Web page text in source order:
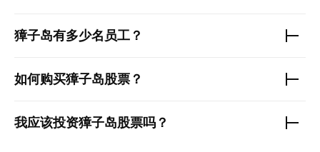
獐子岛有多少名员工？
如何购买獐子岛股票？
我应该投资獐子岛股票吗？